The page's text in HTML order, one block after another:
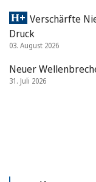
Verschärfte
Druck
03. August 2026
Neuer
31. Juli 2026